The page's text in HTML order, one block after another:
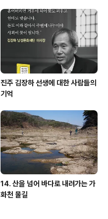
진주 김장하 선생에 대한 사람들의
기억
14. 산을 넘어 바다로 내려가는 가
화천 물길